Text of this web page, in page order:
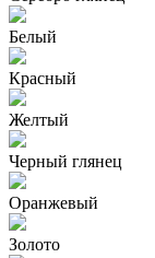
Белый
Красный
Желтый
Черный глянец
Оранжевый
Золото